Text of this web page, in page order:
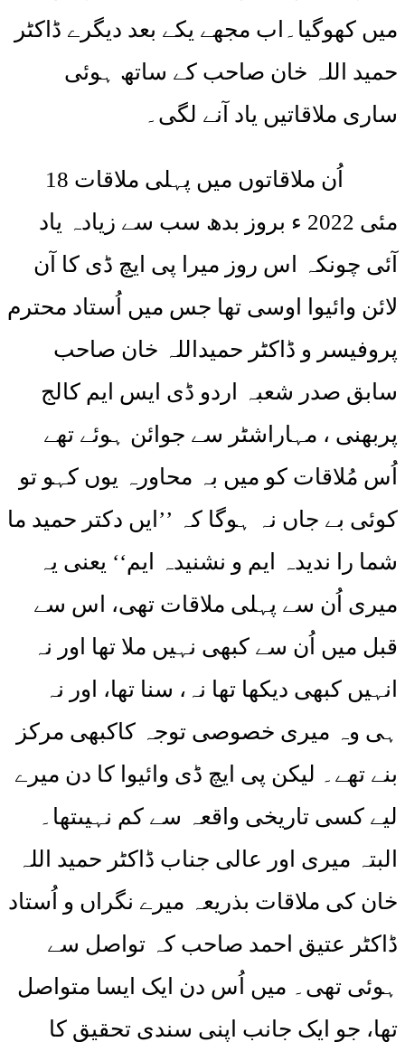
میں کھوگیا۔اب مجھے یکے بعد دیگرے ڈاکٹر
حمید اللہ خان صاحب کے ساتھ ہوئی
ساری ملاقاتیں یاد آنے لگی۔
اُن ملاقاتوں میں پہلی ملاقات 18
مئی 2022 ء بروز بدھ سب سے زیادہ یاد
آئی چونکہ اس روز میرا پی ایچ ڈی کا آن
لائن وائیوا اوسی تھا جس میں اُستاد محترم
پروفیسر و ڈاکٹر حمیداللہ خان صاحب
سابق صدر شعبہ اردو ڈی ایس ایم کالج
پربھنی ، مہاراشٹر سے جوائن ہوئے تھے
اُس مُلاقات کو میں بہ محاورہ یوں کہو تو
کوئی بے جاں نہ ہوگا کہ ’’ایں دکتر حمید ما
شما را ندیدہ ایم و نشنیدہ ایم‘‘ یعنی یہ
میری اُن سے پہلی ملاقات تھی، اس سے
قبل میں اُن سے کبھی نہیں ملا تھا اور نہ
انہیں کبھی دیکھا تھا نہ، سنا تھا، اور نہ
ہی وہ میری خصوصی توجہ کاکبھی مرکز
بنے تھے۔ لیکن پی ایچ ڈی وائیوا کا دن میرے
لیے کسی تاریخی واقعہ سے کم نہیںتھا۔
البتہ میری اور عالی جناب ڈاکٹر حمید اللہ
خان کی ملاقات بذریعہ میرے نگراں و اُستاد
ڈاکٹر عتیق احمد صاحب کہ تواصل سے
ہوئی تھی۔ میں اُس دن ایک ایسا متواصل
تھا، جو ایک جانب اپنی سندی تحقیق کا